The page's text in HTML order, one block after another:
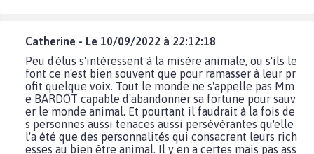
Catherine - Le 10/09/2022 à 22:12:18
Peu d'élus s'intéressent à la misère animale, ou s'ils le
font ce n'est bien souvent que pour ramasser à leur pr
ofit quelque voix. Tout le monde ne s'appelle pas Mm
e BARDOT capable d'abandonner sa fortune pour sauv
er le monde animal. Et pourtant il faudrait à la fois de
s personnes aussi tenaces aussi persévérantes qu'elle
l'a été que des personnalités qui consacrent leurs rich
esses au bien être animal. Il y en a certes mais pas ass